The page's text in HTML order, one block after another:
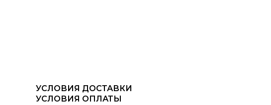
УСЛОВИЯ ДОСТАВКИ
УСЛОВИЯ ОПЛАТЫ